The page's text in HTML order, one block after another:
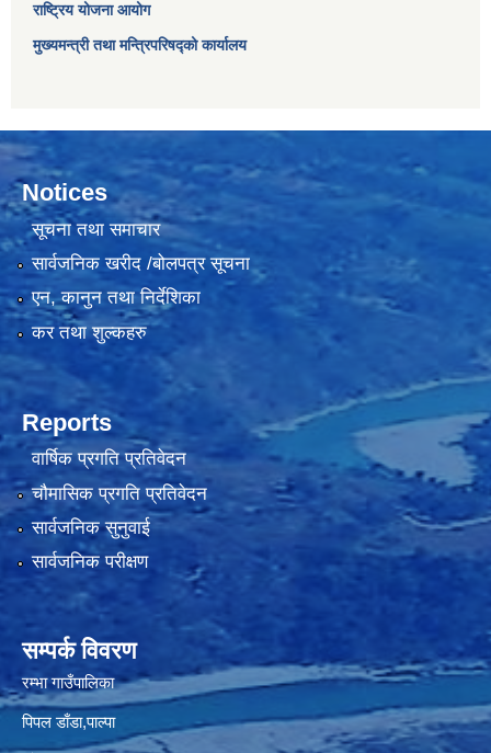
राष्ट्रिय योजना आयोग
मुख्यमन्त्री तथा मन्त्रिपरिषद्को कार्यालय
Notices
सूचना तथा समाचार
सार्वजनिक खरीद /बोलपत्र सूचना
एन, कानुन तथा निर्देशिका
कर तथा शुल्कहरु
Reports
वार्षिक प्रगति प्रतिवेदन
चौमासिक प्रगति प्रतिवेदन
सार्वजनिक सुनुवाई
सार्वजनिक परीक्षण
सम्पर्क विवरण
रम्भा गाउँपालिका
पिपल डाँडा,पाल्पा